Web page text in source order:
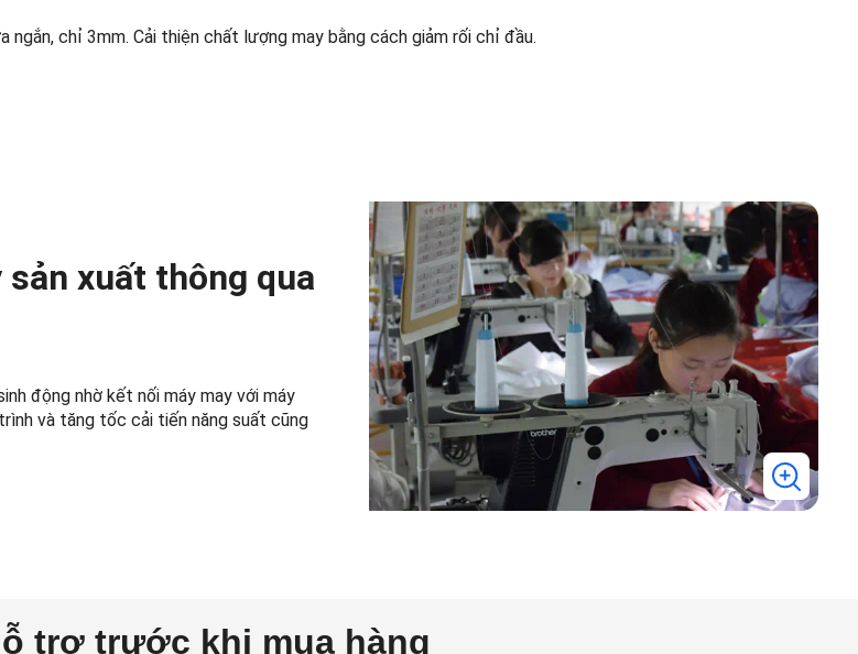
ngắn, chỉ 3mm. Cải thiện chất lượng may bằng cách giảm rối chỉ đầu.
xuất thông qua
động nhờ kết nối máy may với máy
và tăng tốc cải tiến năng suất cũng
trợ trước khi mua hàng